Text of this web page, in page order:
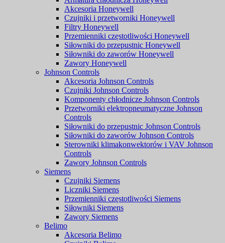
Akcesoria Honeywell
Czujniki i przetworniki Honeywell
Filtry Honeywell
Przemienniki częstotliwości Honeywell
Siłowniki do przepustnic Honeywell
Siłowniki do zaworów Honeywell
Zawory Honeywell
Johnson Controls
Akcesoria Johnson Controls
Czujniki Johnson Controls
Komponenty chłodnicze Johnson Controls
Przetworniki elektropneumatyczne Johnson
Controls
Siłowniki do przepustnic Johnson Controls
Siłowniki do zaworów Johnson Controls
Sterowniki klimakonwektorów i VAV Johnson
Controls
Zawory Johnson Controls
Siemens
Czujniki Siemens
Liczniki Siemens
Przemienniki częstotliwości Siemens
Siłowniki Siemens
Zawory Siemens
Belimo
Akcesoria Belimo